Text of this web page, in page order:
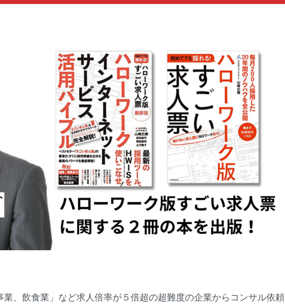
業、飲食業」など求人倍率が５倍超の超難度の企業からコンサル依頼